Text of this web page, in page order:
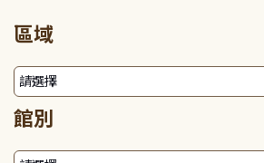
區域
館別